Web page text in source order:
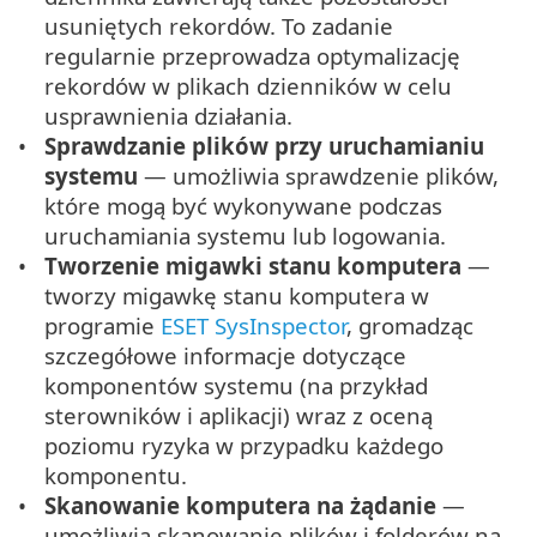
usuniętych rekordów. To zadanie
regularnie przeprowadza optymalizację
rekordów w plikach dzienników w celu
usprawnienia działania.
Sprawdzanie plików przy uruchamianiu
systemu — umożliwia sprawdzenie plików,
które mogą być wykonywane podczas
uruchamiania systemu lub logowania.
Tworzenie migawki stanu komputera —
tworzy migawkę stanu komputera w
programie ESET SysInspector, gromadząc
szczegółowe informacje dotyczące
komponentów systemu (na przykład
sterowników i aplikacji) wraz z oceną
poziomu ryzyka w przypadku każdego
komponentu.
Skanowanie komputera na żądanie —